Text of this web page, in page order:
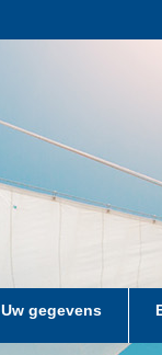
Uw gegevens